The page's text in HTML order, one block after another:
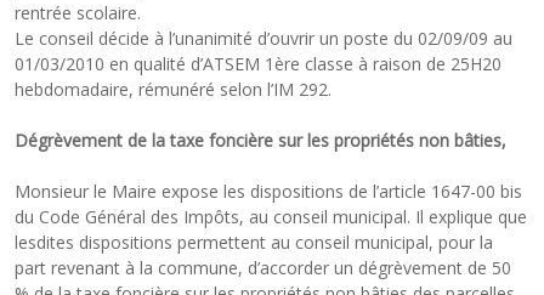
rentrée scolaire.
Le conseil décide à l’unanimité d’ouvrir un poste du 02/09/09 au
01/03/2010 en qualité d’ATSEM 1ère classe à raison de 25H20
hebdomadaire, rémunéré selon l’IM 292.
Dégrèvement de la taxe foncière sur les propriétés non bâties,
Monsieur le Maire expose les dispositions de l’article 1647-00 bis
du Code Général des Impôts, au conseil municipal. Il explique que
lesdites dispositions permettent au conseil municipal, pour la
part revenant à la commune, d’accorder un dégrèvement de 50